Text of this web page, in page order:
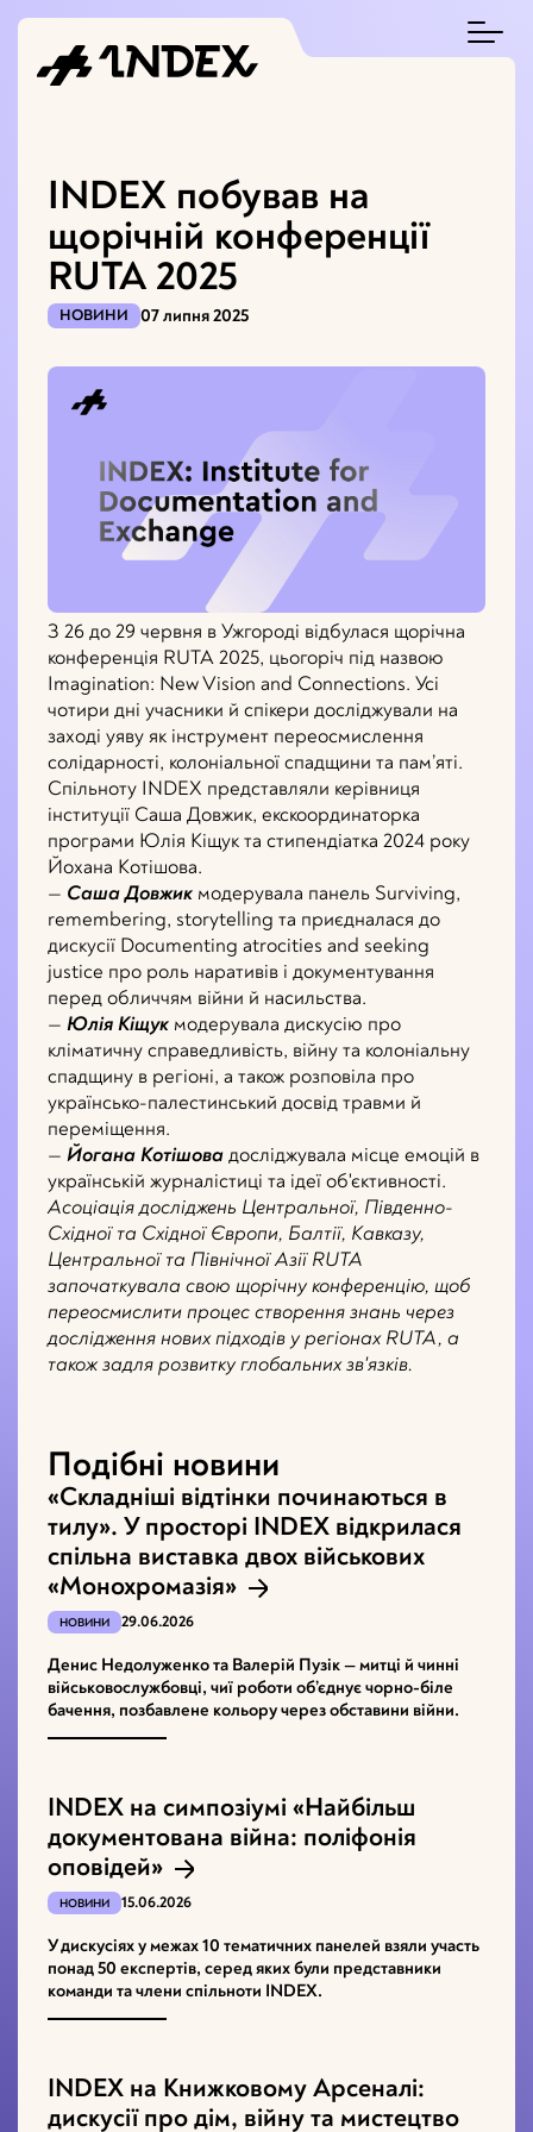
INDEX побував на
щорічній конференції
RUTA 2025
НОВИНИ 07 липня 2025
З 26 до 29 червня в Ужгороді відбулася щорічна
конференція RUTA 2025, цьогоріч під назвою
Imagination: New Vision and Connections. Усі
чотири дні учасники й спікери досліджували на
заході уяву як інструмент переосмислення
солідарності, колоніальної спадщини та пам’яті.
Спільноту INDEX представляли керівниця
інституції Саша Довжик, екскоординаторка
програми Юлія Кіщук та стипендіатка 2024 року
Йохана Котішова.
— Саша Довжик модерувала панель Surviving,
remembering, storytelling та приєдналася до
дискусії Documenting atrocities and seeking
justice про роль наративів і документування
перед обличчям війни й насильства.
— Юлія Кіщук модерувала дискусію про
кліматичну справедливість, війну та колоніальну
спадщину в регіоні, а також розповіла про
українсько-палестинський досвід травми й
переміщення.
— Йогана Котішова досліджувала місце емоцій в
українській журналістиці та ідеї об'єктивності.
Асоціація досліджень Центральної, Південно-
Східної та Східної Європи, Балтії, Кавказу,
Центральної та Північної Азії RUTA
започаткувала свою щорічну конференцію, щоб
переосмислити процес створення знань через
дослідження нових підходів у регіонах RUTA, а
також задля розвитку глобальних зв'язків.
Подібні новини
«Складніші відтінки починаються в
тилу». У просторі INDEX відкрилася
спільна виставка двох військових
«Монохромазія»
НОВИНИ 29.06.2026
Денис Недолуженко та Валерій Пузік — митці й чинні
військовослужбовці, чиї роботи об’єднує чорно-біле
бачення, позбавлене кольору через обставини війни.
INDEX на симпозіумі «Найбільш
документована війна: поліфонія
оповідей»
НОВИНИ 15.06.2026
У дискусіях у межах 10 тематичних панелей взяли участь
понад 50 експертів, серед яких були представники
команди та члени спільноти INDEX.
INDEX на Книжковому Арсеналі:
дискусії про дім, війну та мистецтво